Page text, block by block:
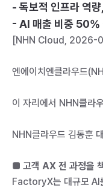
- 독보적 인프라 역
- AI 매출 비중 50%
[NHN Cloud, 2026-
엔에이치엔클라우드
이 자리에서 NHN클라
NHN클라우드 김동훈
■ 고객 AX 전 과정을
FactoryX는 대규모 AI